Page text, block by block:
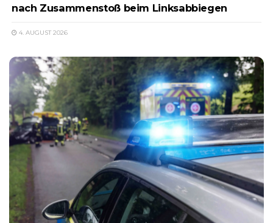
nach Zusammenstoß beim Linksabbiegen
4. AUGUST 2026